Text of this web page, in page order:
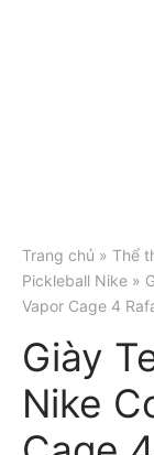
Trang chủ » Thể
Pickleball Nike »
Vapor Cage 4
Giày
Nike